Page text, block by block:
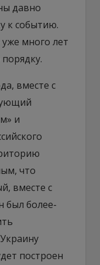
давно
к событию.
много лет
вместе с
и
что
вместе с
был более-
построен